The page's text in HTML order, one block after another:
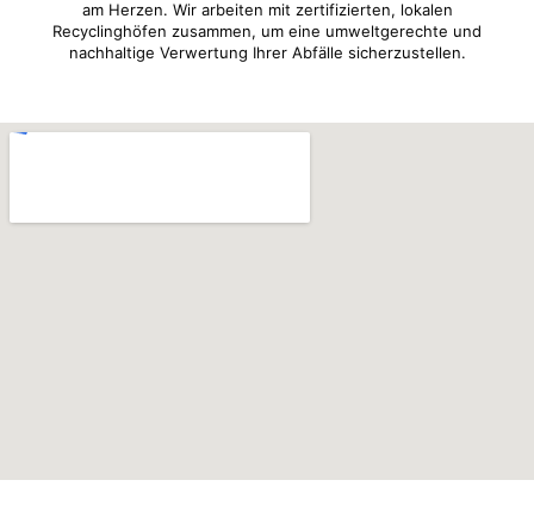
am Herzen. Wir arbeiten mit zertifizierten, lokalen
Recyclinghöfen zusammen, um eine umweltgerechte und
nachhaltige Verwertung Ihrer Abfälle sicherzustellen.